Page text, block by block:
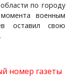
по городу
военным
оставил свою
номер газеты